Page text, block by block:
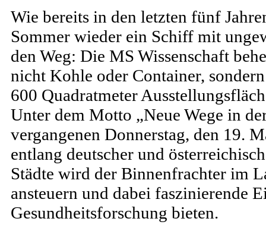
Wie bereits in den letzten fünf
Sommer wieder ein Schiff mit
den Weg: Die MS Wissenschaft
nicht Kohle oder Container,
600 Quadratmeter
Unter dem Motto „Neue Wege in
vergangenen Donnerstag, den 19.
entlang deutscher und
Städte wird der Binnenfrachter im
ansteuern und dabei faszinierende
Gesundheitsforschung bieten.